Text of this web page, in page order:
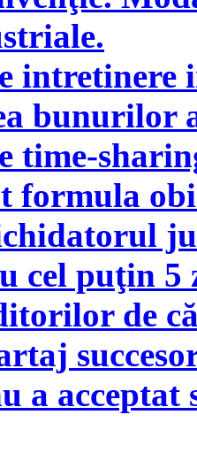
intretinere
bunurilor
time-
formula
cel puţin
de
a acceptat